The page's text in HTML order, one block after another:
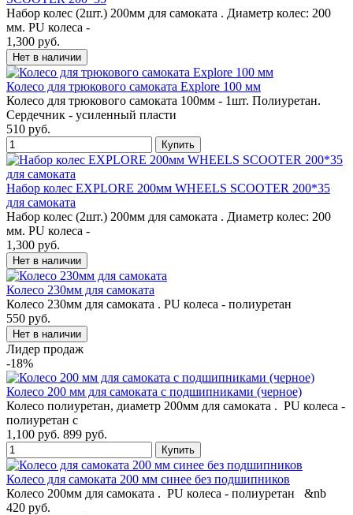
Набор колес (2шт.) 200мм для самоката . Диаметр колес: 200
мм. PU колеса -
1,300 руб.
Колесо для трюкового самоката Explore 100 мм
Колесо для трюкового самоката 100мм - 1шт. Полиуретан.
Сердечник - усиленный пласти
510 руб.
Набор колес EXPLORE 200мм WHEELS SCOOTER 200*35
для самоката
Набор колес (2шт.) 200мм для самоката . Диаметр колес: 200
мм. PU колеса -
1,300 руб.
Колесо 230мм для самоката
Колесо 230мм для самоката . PU колеса - полиуретан
550 руб.
Лидер продаж
-18%
Колесо 200 мм для самоката с подшипниками (черное)
Колесо полиуретан, диаметр 200мм для самоката . PU колеса -
полиуретан с
1,100 руб. 899 руб.
Колесо для самоката 200 мм синее без подшипников
Колесо 200мм для самоката . PU колеса - полиуретан &nb
420 руб.